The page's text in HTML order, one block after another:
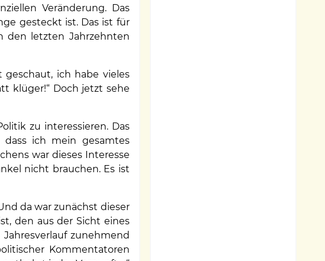
Veränderung. Das
gesteckt ist. Das ist für
den letzten Jahrzehnten
ich habe vieles
klüger!“ Doch jetzt sehe
zu interessieren. Das
ich mein gesamtes
war dieses Interesse
nicht brauchen. Es ist
da war zunächst dieser
den aus der Sicht eines
zunehmend
Kommentatoren